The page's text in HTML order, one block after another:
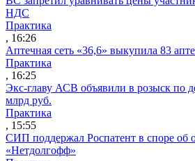
НДС
Практика
, 16:26
Аптечная сеть «36,6» выкупила 83
Практика
, 16:25
Экс-главу АСВ объявили в розыск по
млрд руб.
Практика
, 15:55
СИП поддержал Роспатент в споре об
«Нетдолгофф»